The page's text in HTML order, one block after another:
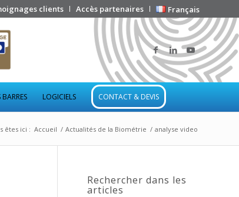
clients Accès partenaires Français
LOGICIELS CONTACT & DEVIS
êtes ici : Accueil / Actualités de la Biométrie / analyse video
Rechercher dans les
articles